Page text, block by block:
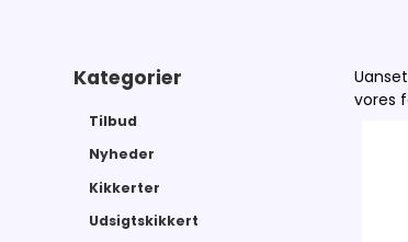
Kategorier
Tilbud
Nyheder
Kikkerter
Udsigtskikkert
vores